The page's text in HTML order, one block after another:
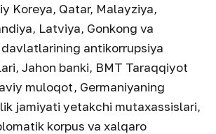
Koreya, Qatar, Malayziya,
Latviya, Gonkong va
davlatlarining antikorrupsiya
Jahon banki, BMT Taraqqiyot
muloqot, Germaniyaning
jamiyati yetakchi mutaxassislari,
korpus va xalqaro